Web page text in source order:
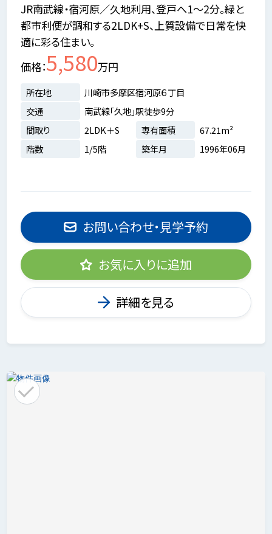
JR南武線・宿河原／久地利用、登戸へ1〜2分。緑と
都市利便が調和する2LDK+S、上質設備で日常を快
適に彩る住まい。
価格 5,580万円
所在地
川崎市多摩区宿河原６丁目
交通
南武線「久地」駅徒歩9分
間取り
2LDK＋S 専有面積
67.21m²
階数
1/5階 築年月 1996年06月
お問い合わせ・見学予約
お気に入りに追加
詳細を見る